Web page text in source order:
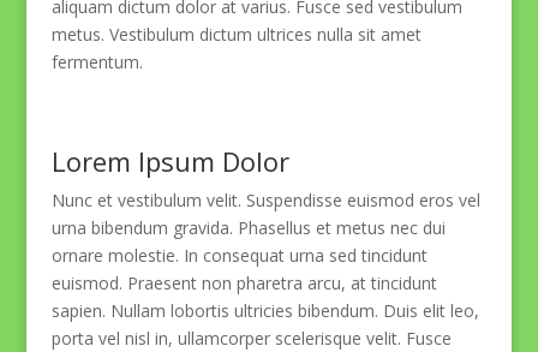
aliquam dictum dolor at varius. Fusce sed vestibulum
metus. Vestibulum dictum ultrices nulla sit amet
fermentum.
Lorem Ipsum Dolor
Nunc et vestibulum velit. Suspendisse euismod eros vel
urna bibendum gravida. Phasellus et metus nec dui
ornare molestie. In consequat urna sed tincidunt
euismod. Praesent non pharetra arcu, at tincidunt
sapien. Nullam lobortis ultricies bibendum. Duis elit leo,
porta vel nisl in, ullamcorper scelerisque velit. Fusce